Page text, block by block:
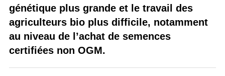
génétique plus grande et le travail des
agriculteurs bio plus difficile, notamment
au niveau de l’achat de semences
certifiées non OGM.